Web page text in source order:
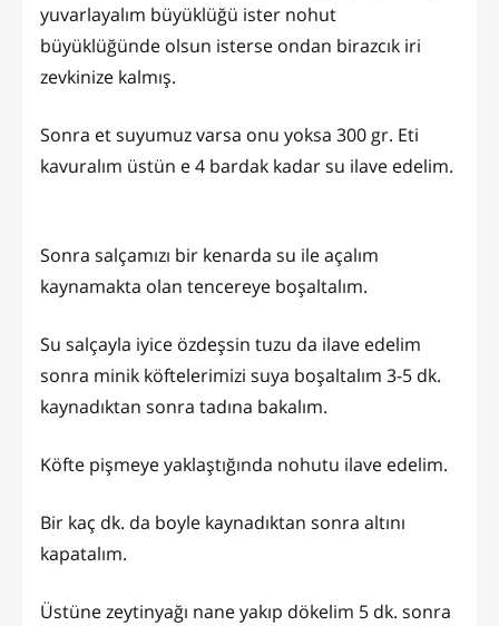
yuvarlayalım büyüklüğü ister nohut
büyüklüğünde olsun isterse ondan birazcık iri
zevkinize kalmış.
Sonra et suyumuz varsa onu yoksa 300 gr. Eti
kavuralım üstün e 4 bardak kadar su ilave edelim.
Sonra salçamızı bir kenarda su ile açalım
kaynamakta olan tencereye boşaltalım.
Su salçayla iyice özdeşsin tuzu da ilave edelim
sonra minik köftelerimizi suya boşaltalım 3-5 dk.
kaynadıktan sonra tadına bakalım.
Köfte pişmeye yaklaştığında nohutu ilave edelim.
Bir kaç dk. da boyle kaynadıktan sonra altını
kapatalım.
Üstüne zeytinyağı nane yakıp dökelim 5 dk. sonra